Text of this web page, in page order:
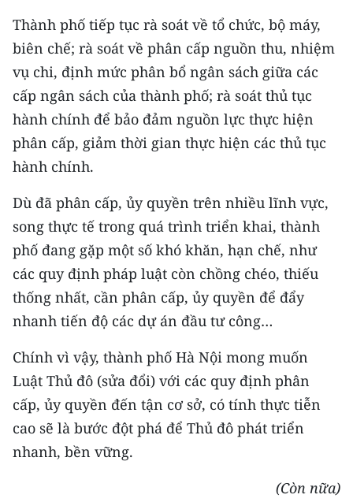
Thành phố tiếp tục rà soát về tổ chức, bộ máy,
biên chế; rà soát về phân cấp nguồn thu, nhiệm
vụ chi, định mức phân bổ ngân sách giữa các
cấp ngân sách của thành phố; rà soát thủ tục
hành chính để bảo đảm nguồn lực thực hiện
phân cấp, giảm thời gian thực hiện các thủ tục
hành chính.
Dù đã phân cấp, ủy quyền trên nhiều lĩnh vực,
song thực tế trong quá trình triển khai, thành
phố đang gặp một số khó khăn, hạn chế, như
các quy định pháp luật còn chồng chéo, thiếu
thống nhất, cần phân cấp, ủy quyền để đẩy
nhanh tiến độ các dự án đầu tư công…
Chính vì vậy, thành phố Hà Nội mong muốn
Luật Thủ đô (sửa đổi) với các quy định phân
cấp, ủy quyền đến tận cơ sở, có tính thực tiễn
cao sẽ là bước đột phá để Thủ đô phát triển
nhanh, bền vững.
(Còn nữa)